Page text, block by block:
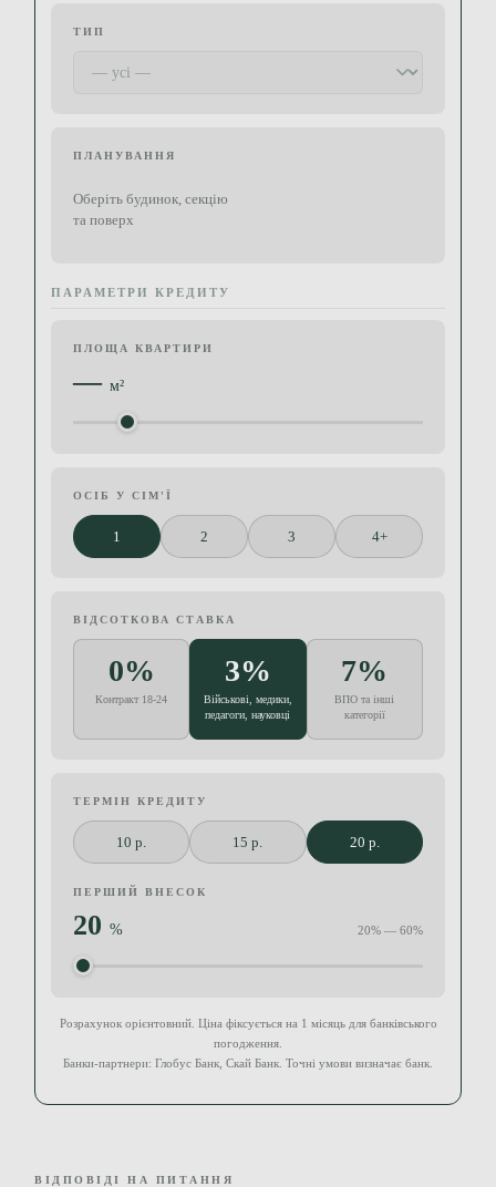
ТИП
ПЛАНУВАННЯ
Оберіть будинок, секцію
та поверх
ПАРАМЕТРИ КРЕДИТУ
ПЛОЩА КВАРТИРИ
— м²
ОСІБ У СІМ'Ї
1 2 3 4+
ВІДСОТКОВА СТАВКА
0%
Контракт 18-24
3%
Військові, медики,
педагоги, науковці
7%
ВПО та інші
категорії
ТЕРМІН КРЕДИТУ
10 р. 15 р. 20 р.
ПЕРШИЙ ВНЕСОК
20 % 20% — 60%
Розрахунок орієнтовний. Ціна фіксується на 1 місяць для банківського
погодження.
Банки-партнери: Глобус Банк, Скай Банк. Точні умови визначає банк.
ВІДПОВІДІ НА ПИТАННЯ